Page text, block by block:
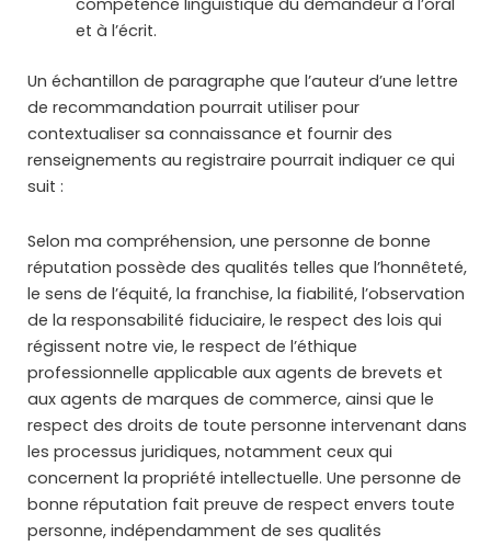
compétence linguistique du demandeur à l’oral
et à l’écrit.
Un échantillon de paragraphe que l’auteur d’une lettre
de recommandation pourrait utiliser pour
contextualiser sa connaissance et fournir des
renseignements au registraire pourrait indiquer ce qui
suit :
Selon ma compréhension, une personne de bonne
réputation possède des qualités telles que l’honnêteté,
le sens de l’équité, la franchise, la fiabilité, l’observation
de la responsabilité fiduciaire, le respect des lois qui
régissent notre vie, le respect de l’éthique
professionnelle applicable aux agents de brevets et
aux agents de marques de commerce, ainsi que le
respect des droits de toute personne intervenant dans
les processus juridiques, notamment ceux qui
concernent la propriété intellectuelle. Une personne de
bonne réputation fait preuve de respect envers toute
personne, indépendamment de ses qualités